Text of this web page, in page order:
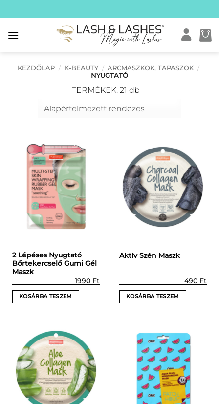
to
content
KEZDŐLAP / K-BEAUTY / ARCMASZKOK, TAPASZOK /
NYUGTATÓ
TERMÉKEK: 21 db
2 Lépéses Nyugtató
Bőrtekercselő Gumi Gél
Maszk
1990 Ft
KOSÁRBA TESZEM
Aktív Szén Maszk
490 Ft
KOSÁRBA TESZEM